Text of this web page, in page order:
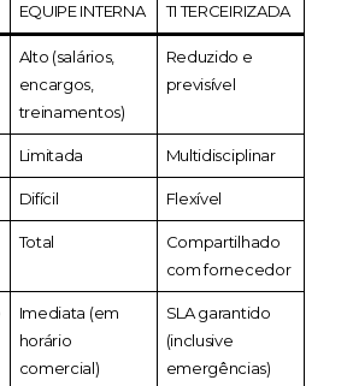
EQUIPE INTERNA TI TERCEIRIZADA
Alto (salários,
encargos,
treinamentos)
Reduzido e
previsível
Limitada Multidisciplinar
Difícil Flexível
Total
Compartilhado
com fornecedor
Imediata (em
horário
comercial)
SLA garantido
(inclusive
emergências)